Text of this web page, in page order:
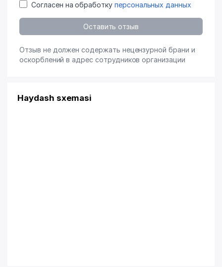
Согласен на обработку персональных данных
Оставить отзыв
Отзыв не должен содержать нецензурной брани и
оскорблений в адрес сотрудников организации
Haydash sxemasi